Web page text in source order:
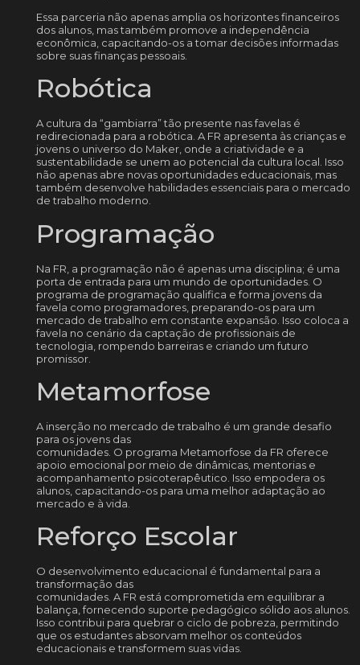
Essa parceria não apenas amplia os horizontes financeiros
dos alunos, mas também promove a independência
econômica, capacitando-os a tomar decisões informadas
sobre suas finanças pessoais.
Robótica
A cultura da “gambiarra” tão presente nas favelas é
redirecionada para a robótica. A FR apresenta às crianças e
jovens o universo do Maker, onde a criatividade e a
sustentabilidade se unem ao potencial da cultura local. Isso
não apenas abre novas oportunidades educacionais, mas
também desenvolve habilidades essenciais para o mercado
de trabalho moderno.
Programação
Na FR, a programação não é apenas uma disciplina; é uma
porta de entrada para um mundo de oportunidades. O
programa de programação qualifica e forma jovens da
favela como programadores, preparando-os para um
mercado de trabalho em constante expansão. Isso coloca a
favela no cenário da captação de profissionais de
tecnologia, rompendo barreiras e criando um futuro
promissor.
Metamorfose
A inserção no mercado de trabalho é um grande desafio
para os jovens das
comunidades. O programa Metamorfose da FR oferece
apoio emocional por meio de dinâmicas, mentorias e
acompanhamento psicoterapêutico. Isso empodera os
alunos, capacitando-os para uma melhor adaptação ao
mercado e à vida.
Reforço Escolar
O desenvolvimento educacional é fundamental para a
transformação das
comunidades. A FR está comprometida em equilibrar a
balança, fornecendo suporte pedagógico sólido aos alunos.
Isso contribui para quebrar o ciclo de pobreza, permitindo
que os estudantes absorvam melhor os conteúdos
educacionais e transformem suas vidas.